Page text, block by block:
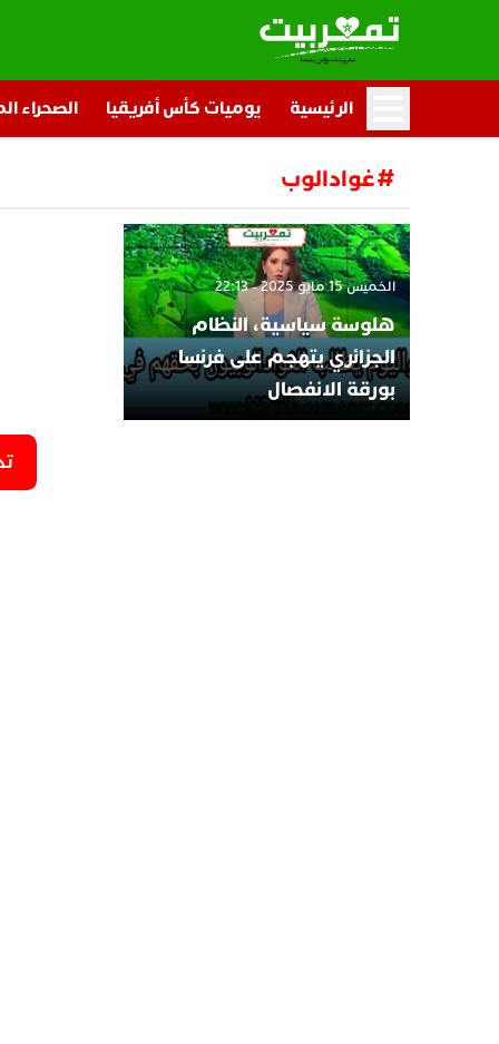
الرئيسية يوميات كأس أفريقيا الصحراء
#غوادالوب
الخميس 15 مايو 2025 - 22:13
هلوسة سياسية، النظام
الجزائري يتهجم على فرنسا
بورقة الانفصال